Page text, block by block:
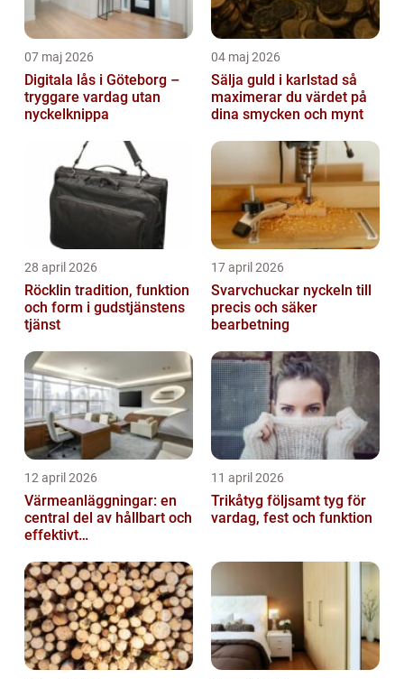
07 maj 2026
Digitala lås i Göteborg –
tryggare vardag utan
nyckelknippa
04 maj 2026
Sälja guld i karlstad så
maximerar du värdet på
dina smycken och mynt
28 april 2026
Röcklin tradition, funktion
och form i gudstjänstens
tjänst
17 april 2026
Svarvchuckar nyckeln till
precis och säker
bearbetning
12 april 2026
Värmeanläggningar: en
central del av hållbart och
effektivt
11 april 2026
Trikåtyg följsamt tyg för
vardag, fest och funktion